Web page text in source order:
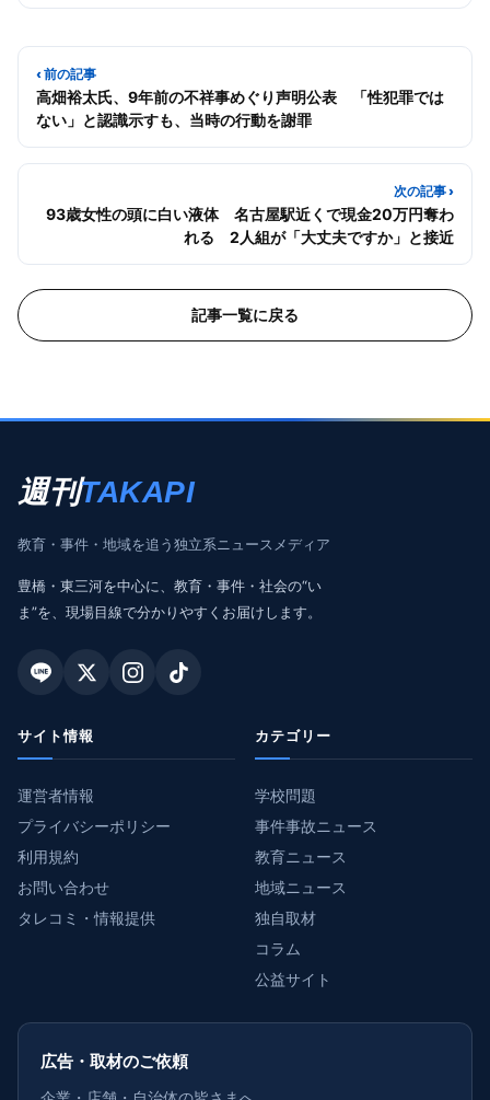
‹ 前の記事
高畑裕太氏、9年前の不祥事めぐり声明公表 「性犯罪では
ない」と認識示すも、当時の行動を謝罪
次の記事 ›
93歳女性の頭に白い液体 名古屋駅近くで現金20万円奪わ
れる 2人組が「大丈夫ですか」と接近
記事一覧に戻る
週刊TAKAPI
教育・事件・地域を追う独立系ニュースメディア
豊橋・東三河を中心に、教育・事件・社会の“い
ま”を、現場目線で分かりやすくお届けします。
サイト情報
運営者情報
プライバシーポリシー
利用規約
お問い合わせ
タレコミ・情報提供
カテゴリー
学校問題
事件事故ニュース
教育ニュース
地域ニュース
独自取材
コラム
公益サイト
広告・取材のご依頼